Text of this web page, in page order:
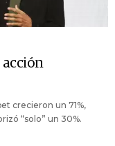
acción
crecieron un 71%,
“solo” un 30%.